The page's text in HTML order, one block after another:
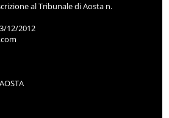
al Tribunale di Aosta n.
12/2012